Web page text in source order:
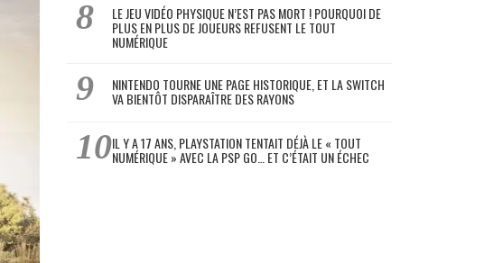
LE JEU VIDÉO PHYSIQUE N’EST PAS MORT ! POURQUOI DE
PLUS EN PLUS DE JOUEURS REFUSENT LE TOUT
NUMÉRIQUE
NINTENDO TOURNE UNE PAGE HISTORIQUE, ET LA SWITCH
VA BIENTÔT DISPARAÎTRE DES RAYONS
IL Y A 17 ANS, PLAYSTATION TENTAIT DÉJÀ LE « TOUT
NUMÉRIQUE » AVEC LA PSP GO… ET C’ÉTAIT UN ÉCHEC